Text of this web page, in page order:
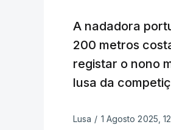
A nadadora
200 metros
registar o nono
lusa da
Lusa / 1 Agosto 2025,